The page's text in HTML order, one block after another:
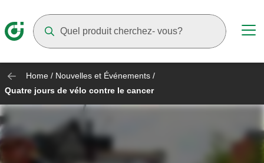
Home / Nouvelles et Événements /
Quatre jours de vélo contre le cancer